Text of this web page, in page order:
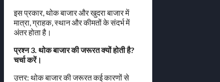
इस प्रकार, थोक बाजार और खुदरा बाजार में
मात्रा, ग्राहक, स्थान और कीमतों के संदर्भ में
अंतर होता है।
प्रश्न 3. थोक बाजार की जरूरत क्यों होती है?
चर्चा करें।
उत्तर: थोक बाजार की जरूरत कई कारणों से